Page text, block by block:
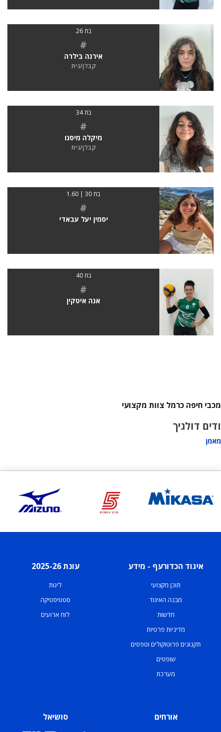
בת 26
#
אירנה בילרה
קבלן/נית
בת 34
#
מיקלה מיסנו
קבלן/נית
בת 30 | 1.60
#
יסמין יעל עבאדי
בת 40
#
אנה איטקין
מכבי חיפה כרמל צוות מקצועי
ודים דולגיך
מאמן
איגוד הכדורעף - מידע
תוכן מקצועי
מבנה האיגוד
חדשות
מדיניות פרטיות
תקנונים פרוטוקולים וטפסים
שופטים
מערכת
עונת 2025-26
ליגות
סטטיסטיקה
לוח ארועים
אורחים סושיאל